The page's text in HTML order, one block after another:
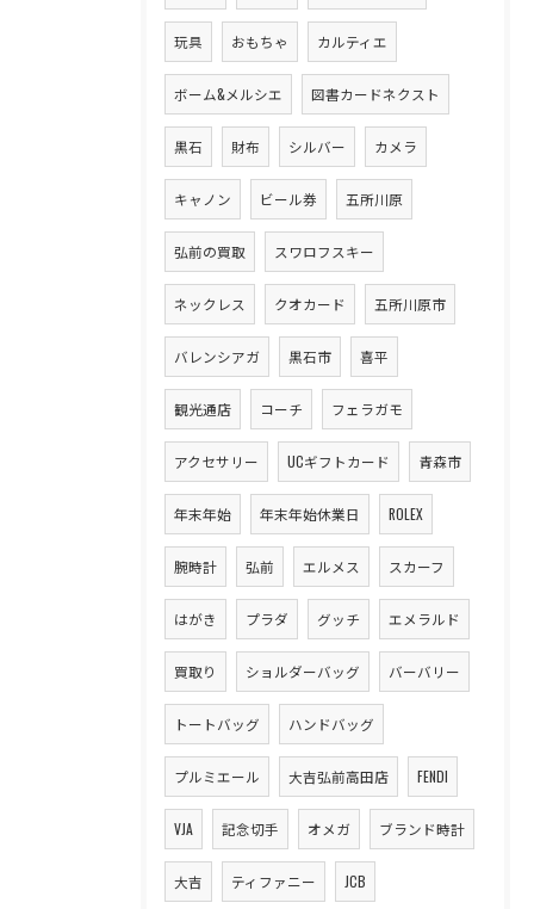
玩具 おもちゃ カルティエ
ボーム&メルシエ 図書カードネクスト
黒石 財布 シルバー カメラ
キャノン ビール券 五所川原
弘前の買取 スワロフスキー
ネックレス クオカード 五所川原市
バレンシアガ 黒石市 喜平
観光通店 コーチ フェラガモ
アクセサリー UCギフトカード 青森市
年末年始 年末年始休業日 ROLEX
腕時計 弘前 エルメス スカーフ
はがき プラダ グッチ エメラルド
買取り ショルダーバッグ バーバリー
トートバッグ ハンドバッグ
プルミエール 大吉弘前高田店 FENDI
VJA 記念切手 オメガ ブランド時計
大吉 ティファニー JCB